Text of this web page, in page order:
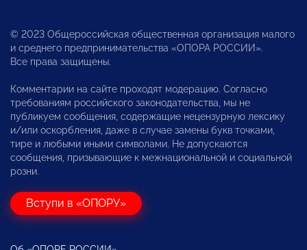
© 2023 Общероссийская общественная организация малого
и среднего предпринимательства «ОПОРА РОССИИ».
Все права защищены.
Комментарии на сайте проходят модерацию. Согласно
требованиям российского законодательства, мы не
публикуем сообщения, содержащие нецензурную лексику
и/или оскорбления, даже в случае замены букв точками,
тире и любыми иными символами. Не допускаются
сообщения, призывающие к межнациональной и социальной
розни.
Вступи в «ОПОРУ»